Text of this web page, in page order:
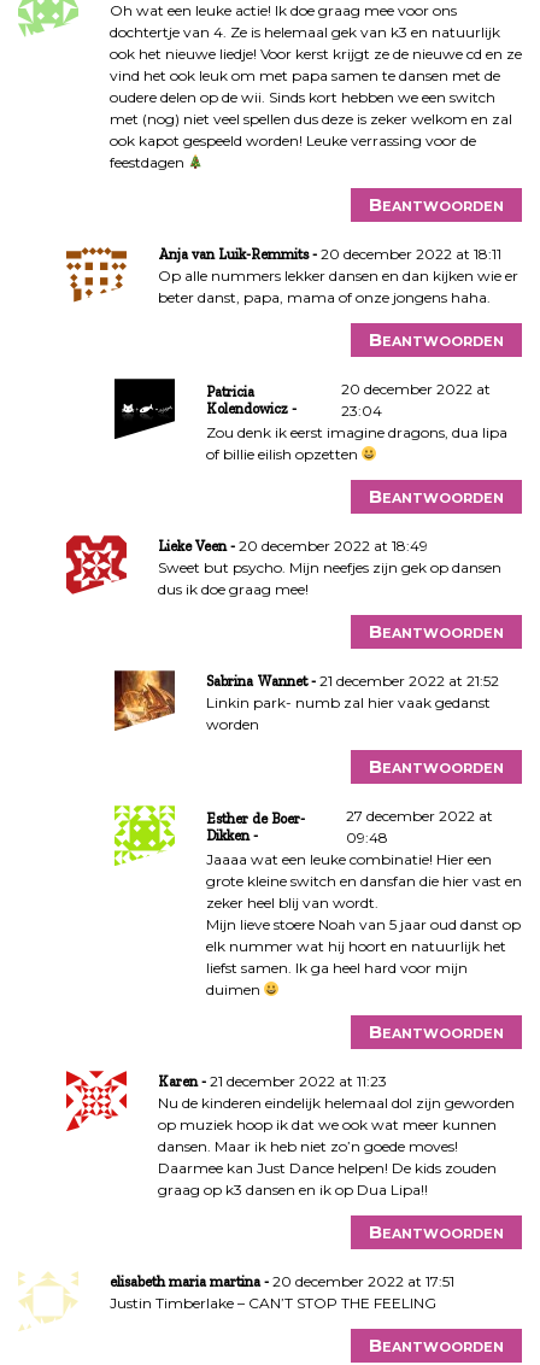
Oh wat een leuke actie! Ik doe graag mee voor ons
dochtertje van 4. Ze is helemaal gek van k3 en natuurlijk
ook het nieuwe liedje! Voor kerst krijgt ze de nieuwe cd en ze
vind het ook leuk om met papa samen te dansen met de
oudere delen op de wii. Sinds kort hebben we een switch
met (nog) niet veel spellen dus deze is zeker welkom en zal
ook kapot gespeeld worden! Leuke verrassing voor de
feestdagen
Beantwoorden
Anja van Luik-Remmits
20 december 2022 at 18:11
Op alle nummers lekker dansen en dan kijken wie er
beter danst, papa, mama of onze jongens haha.
Beantwoorden
Patricia
Kolendowicz
20 december 2022 at
23:04
Zou denk ik eerst imagine dragons, dua lipa
of billie eilish opzetten
Beantwoorden
Lieke Veen
20 december 2022 at 18:49
Sweet but psycho. Mijn neefjes zijn gek op dansen
dus ik doe graag mee!
Beantwoorden
Sabrina Wannet
21 december 2022 at 21:52
Linkin park- numb zal hier vaak gedanst
worden
Beantwoorden
Esther de Boer-
Dikken
27 december 2022 at
09:48
Jaaaa wat een leuke combinatie! Hier een
grote kleine switch en dansfan die hier vast en
zeker heel blij van wordt.
Mijn lieve stoere Noah van 5 jaar oud danst op
elk nummer wat hij hoort en natuurlijk het
liefst samen. Ik ga heel hard voor mijn
duimen
Beantwoorden
Karen
21 december 2022 at 11:23
Nu de kinderen eindelijk helemaal dol zijn geworden
op muziek hoop ik dat we ook wat meer kunnen
dansen. Maar ik heb niet zo’n goede moves!
Daarmee kan Just Dance helpen! De kids zouden
graag op k3 dansen en ik op Dua Lipa!!
Beantwoorden
elisabeth maria martina
20 december 2022 at 17:51
Justin Timberlake – CAN’T STOP THE FEELING
Beantwoorden